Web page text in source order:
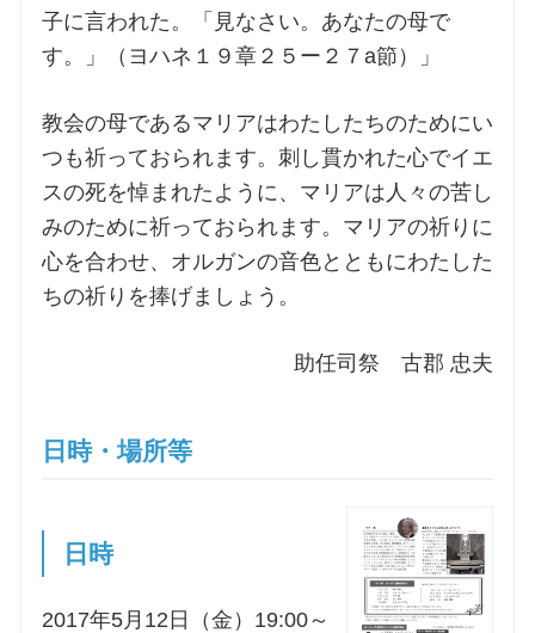
お問合せ
ご利用にあたって
交通・アクセス
子に言われた。「見なさい。あなたの母で
す。」（ヨハネ１９章２５ー２７a節）」
教会の母であるマリアはわたしたちのためにい
つも祈っておられます。刺し貫かれた心でイエ
スの死を悼まれたように、マリアは人々の苦し
みのために祈っておられます。マリアの祈りに
心を合わせ、オルガンの音色とともにわたした
ちの祈りを捧げましょう。
助任司祭 古郡 忠夫
日時・場所等
日時
2017年5月12日（金）19:00～